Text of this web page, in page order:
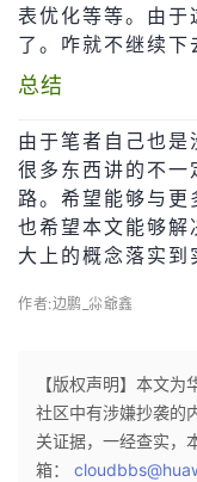
表优化等等。由于
了。咋就不继续下
总结
由于笔者自己也
很多东西讲的不一
路。希望能够与更
也希望本文能够解
大上的概念落实到
作者:边鹏_尛爺鑫
【版权声明】本文
社区中有涉嫌抄袭的
关证据，一经查实，
箱：